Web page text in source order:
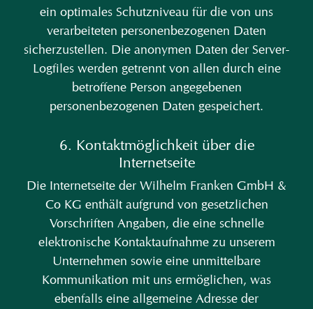
ein optimales Schutzniveau für die von uns
verarbeiteten personenbezogenen Daten
sicherzustellen. Die anonymen Daten der Server-
Logfiles werden getrennt von allen durch eine
betroffene Person angegebenen
personenbezogenen Daten gespeichert.
6. Kontaktmöglichkeit über die
Internetseite
Die Internetseite der Wilhelm Franken GmbH &
Co KG enthält aufgrund von gesetzlichen
Vorschriften Angaben, die eine schnelle
elektronische Kontaktaufnahme zu unserem
Unternehmen sowie eine unmittelbare
Kommunikation mit uns ermöglichen, was
ebenfalls eine allgemeine Adresse der